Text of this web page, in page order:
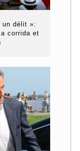
un délit »:
corrida et